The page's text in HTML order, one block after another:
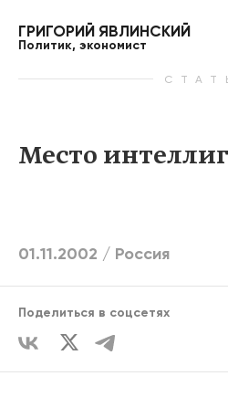
ГРИГОРИЙ ЯВЛИНСКИЙ
Политик, экономист
Место
01.11.2002 / Россия
Поделиться в соцсетях